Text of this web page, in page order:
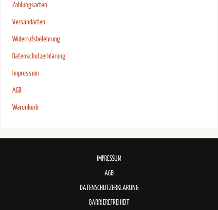
Zahlungsarten
Versandarten
Widerrufsbelehrung
Datenschutzerklärung
Impressum
AGB
Warenkorb
IMPRESSUM
AGB
DATENSCHUTZERKLÄRUNG
BARRIEREFREIHEIT